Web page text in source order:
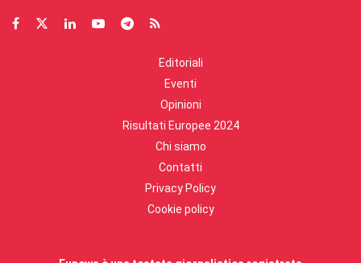
Editoriali
Eventi
Opinioni
Risultati Europee 2024
Chi siamo
Contatti
Privacy Policy
Cookie policy